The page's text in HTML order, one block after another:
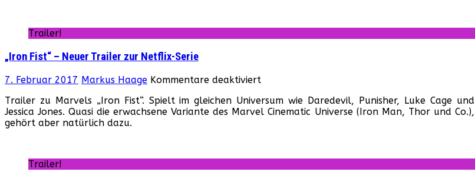
Featurette
online
Trailer!
„Iron Fist“ – Neuer Trailer zur Netflix-Serie
7. Februar 2017 Markus Haage Kommentare deaktiviert
Fist“
–
Netflix-
Serie
Trailer zu Marvels „Iron Fist“. Spielt im gleichen Universum wie Daredevil, Punisher, Luke Cage und
Jessica Jones. Quasi die erwachsene Variante des Marvel Cinematic Universe (Iron Man, Thor und Co.),
gehört aber natürlich dazu.
Trailer!